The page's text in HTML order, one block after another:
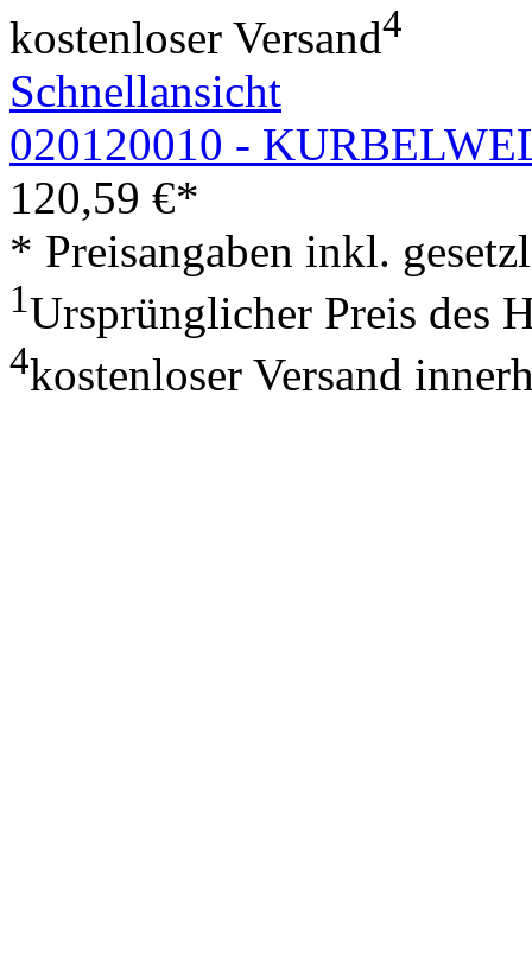
kostenloser Versand4
Schnellansicht
020120010 -
120,59 €*
* Preisangaben inkl.
1Ursprünglicher Preis des
4kostenloser Versand